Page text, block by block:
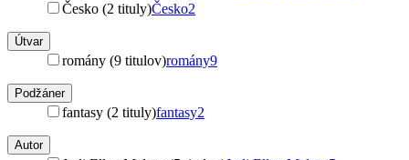
Česko (2 tituly)Česko2
Útvar
romány (9 titulov)romány9
Podžáner
fantasy (2 tituly)fantasy2
Autor